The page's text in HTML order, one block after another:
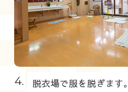
4.
脱衣場で服を脱ぎます。